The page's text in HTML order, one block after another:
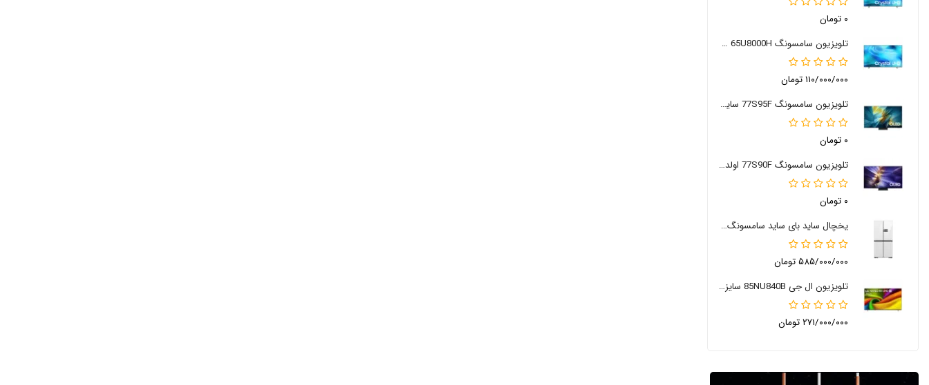
۰ تومان
تلویزیون سامسونگ 65U8000H سایز 65 اینچ 2026
۱۱۰/۰۰۰/۰۰۰ تومان
تلویزیون سامسونگ 77S95F سایز 77 اینچ
۰ تومان
تلویزیون سامسونگ 77S90F اولد 77 اینچ
۰ تومان
یخچال ساید بای ساید سامسونگ RM90
۵۸۵/۰۰۰/۰۰۰ تومان
تلویزیون ال جی 85NU840B سایز 85 اینچ 2026
۲۷۱/۰۰۰/۰۰۰ تومان